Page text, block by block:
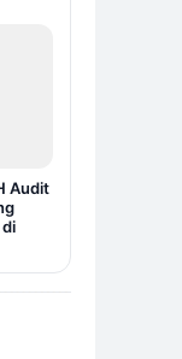
Audit
di